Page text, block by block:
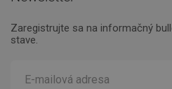
Zaregistrujte sa na informačný
stave.